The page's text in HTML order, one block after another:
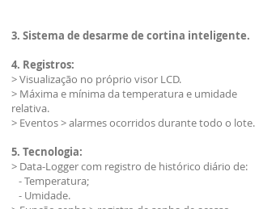
3. Sistema de desarme de cortina inteligente.
4. Registros:
> Visualização no próprio visor LCD.
> Máxima e mínima da temperatura e umidade
relativa.
> Eventos > alarmes ocorridos durante todo o lote.
5. Tecnologia:
> Data-Logger com registro de histórico diário de:
- Temperatura;
- Umidade.